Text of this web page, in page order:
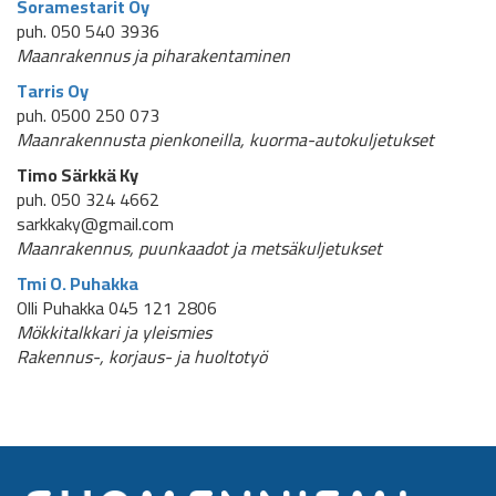
Soramestarit Oy
puh. 050 540 3936
Maanrakennus ja piharakentaminen
Tarris Oy
puh. 0500 250 073
Maanrakennusta pienkoneilla, kuorma-autokuljetukset
Timo Särkkä Ky
puh. 050 324 4662
sarkkaky@gmail.com
Maanrakennus, puunkaadot ja metsäkuljetukset
Tmi O. Puhakka
Olli Puhakka 045 121 2806
Mökkitalkkari ja yleismies
Rakennus-, korjaus- ja huoltotyö